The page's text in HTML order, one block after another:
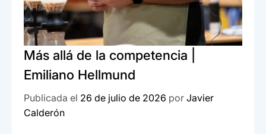
Más allá de la competencia |
Emiliano Hellmund
Publicada el 26 de julio de 2026 por Javier
Calderón